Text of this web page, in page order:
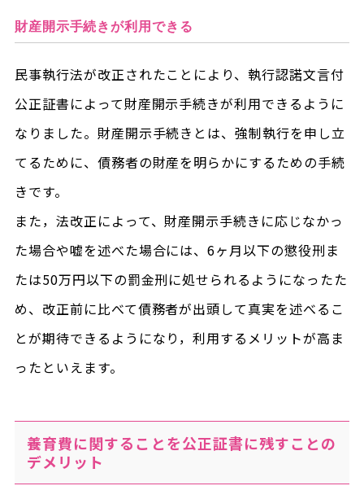
財産開示手続きが利用できる
民事執行法が改正されたことにより、執行認諾文言付
公正証書によって財産開示手続きが利用できるように
なりました。財産開示手続きとは、強制執行を申し立
てるために、債務者の財産を明らかにするための手続
きです。
また，法改正によって、財産開示手続きに応じなかっ
た場合や嘘を述べた場合には、6ヶ月以下の懲役刑ま
たは50万円以下の罰金刑に処せられるようになったた
め、改正前に比べて債務者が出頭して真実を述べるこ
とが期待できるようになり，利用するメリットが高ま
ったといえます。
養育費に関することを公正証書に残すことの
デメリット